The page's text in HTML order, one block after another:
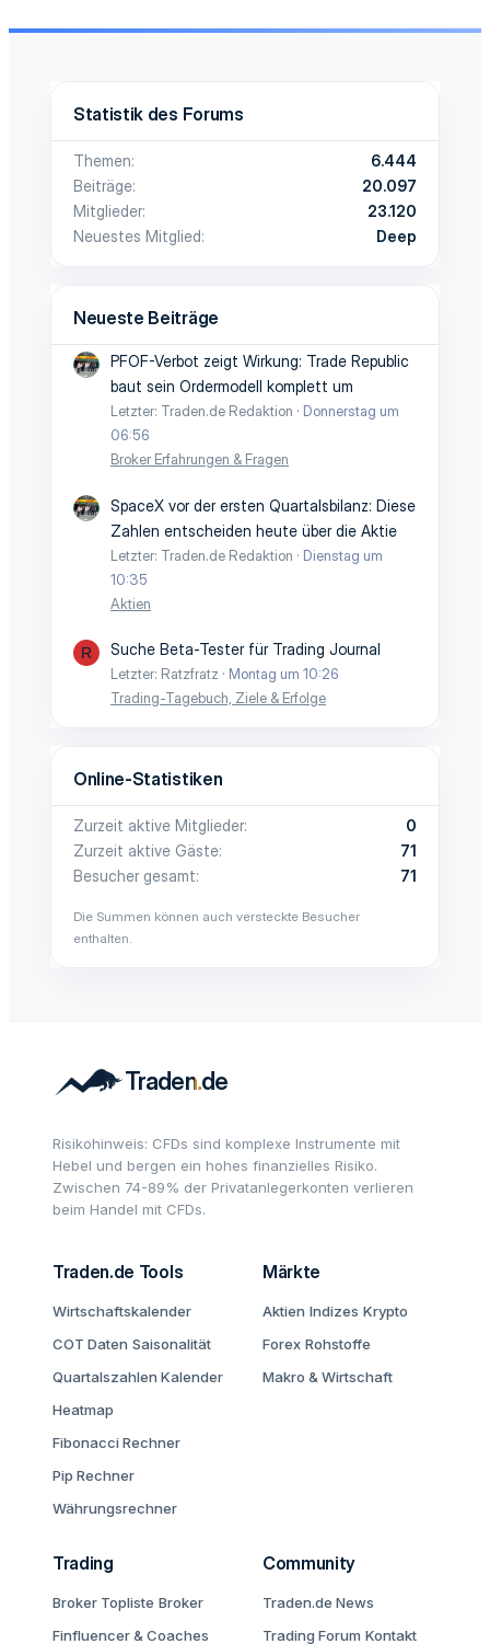
Statistik des Forums
Themen
6.444
Beiträge
20.097
Mitglieder
23.120
Neuestes Mitglied
Deep
Neueste Beiträge
PFOF-Verbot zeigt Wirkung: Trade Republic
baut sein Ordermodell komplett um
Letzter: Traden.de Redaktion
Donnerstag um
06:56
Broker Erfahrungen & Fragen
SpaceX vor der ersten Quartalsbilanz: Diese
Zahlen entscheiden heute über die Aktie
Letzter: Traden.de Redaktion
Dienstag um
10:35
Aktien
R Suche Beta-Tester für Trading Journal
Letzter: Ratzfratz
Montag um 10:26
Trading-Tagebuch, Ziele & Erfolge
Online-Statistiken
Zurzeit aktive Mitglieder
0
Zurzeit aktive Gäste
71
Besucher gesamt
71
Die Summen können auch versteckte Besucher
enthalten.
Risikohinweis: CFDs sind komplexe Instrumente mit
Hebel und bergen ein hohes finanzielles Risiko.
Zwischen 74-89% der Privatanlegerkonten verlieren
beim Handel mit CFDs.
Traden.de Tools
Wirtschaftskalender
COT Daten Saisonalität
Quartalszahlen Kalender
Heatmap
Fibonacci Rechner
Pip Rechner
Währungsrechner
Märkte
Aktien Indizes Krypto
Forex Rohstoffe
Makro & Wirtschaft
Trading
Broker Topliste Broker
Finfluencer & Coaches
Community
Traden.de News
Trading Forum Kontakt